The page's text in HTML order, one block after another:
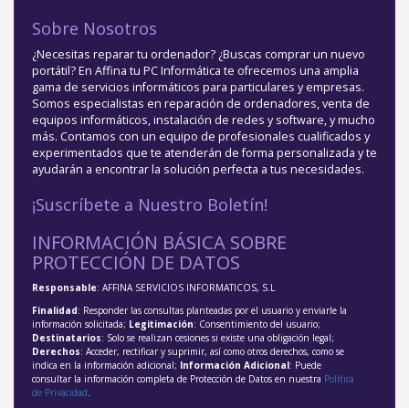
Sobre Nosotros
¿Necesitas reparar tu ordenador? ¿Buscas comprar un nuevo
portátil? En Affina tu PC Informática te ofrecemos una amplia
gama de servicios informáticos para particulares y empresas.
Somos especialistas en reparación de ordenadores, venta de
equipos informáticos, instalación de redes y software, y mucho
más. Contamos con un equipo de profesionales cualificados y
experimentados que te atenderán de forma personalizada y te
ayudarán a encontrar la solución perfecta a tus necesidades.
¡Suscríbete a Nuestro Boletín!
INFORMACIÓN BÁSICA SOBRE
PROTECCIÓN DE DATOS
Responsable: AFFINA SERVICIOS INFORMATICOS, S.L
Finalidad: Responder las consultas planteadas por el usuario y enviarle la
información solicitada; Legitimación: Consentimiento del usuario;
Destinatarios: Solo se realizan cesiones si existe una obligación legal;
Derechos: Acceder, rectificar y suprimir, así como otros derechos, como se
indica en la información adicional; Información Adicional: Puede
consultar la información completa de Protección de Datos en nuestra Política
de Privacidad.